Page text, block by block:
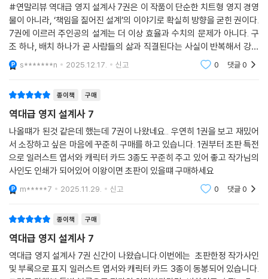
#연말리뷰 역대급 영지 설계사 7권은 이 작품이 단순한 치트형 영지 경영
물이 아니라, ‘책임을 짊어진 설계’의 이야기로 확실히 방향을 굳힌 권이다.
7권에 이르러 주인공의 설계는 더 이상 효율과 수치의 문제가 아니다. 구
조 하나, 배치 하나가 곧 사람들의 삶과 직결된다는 사실이 반복해서 강조
된다. 이 권에서는 계획이 어긋나고, 예상하지 못한 변수들이 등장하며, 설
계자의 판단
s*******n 2025.12.17. 신고 0 댓글0
종이책 구매
역대급 영지 설계사 7
나올떄가 된것 같은데 했는데 7권이 나왔네요.. 우연히 1권을 보고 재밌어
서 소장하고 싶은 마음에 꾸준히 구매를 하고 있습니다. 1권부터 초판 특전
으로 일러스트 엽서와 캐릭터 카드 3종도 꾸준히 주고 있어 좋고 작가님의
사인도 인쇄가 되어있어 이왕이면 초판이 있을떄 구매하세요
m*****7 2025.11.29. 신고 0 댓글0
종이책 구매
역대급 영지 설계사 7
역대급 영지 설계사 7권 신간이 나왔습니다.이번에는 초판한정 작가사인
및 부록으로 표지 일러스트 엽서와 캐릭터 카드 3종이 동봉되어 있습니다.